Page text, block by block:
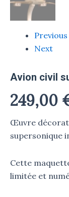
Previous
Next
Avion civil
249,00
Œuvre
supersonique
Cette
limitée et